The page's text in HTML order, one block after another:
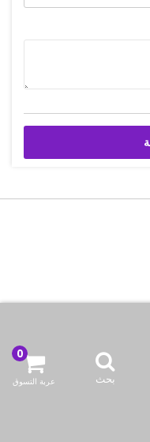
بحث عربة التسوق
قطعة 2 / مبنى 93